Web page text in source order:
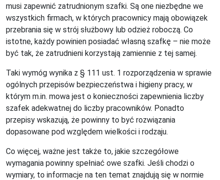
musi zapewnić zatrudnionym szafki. Są one niezbędne we
wszystkich firmach, w których pracownicy mają obowiązek
przebrania się w strój służbowy lub odzież roboczą. Co
istotne, każdy powinien posiadać własną szafkę – nie może
być tak, że zatrudnieni korzystają zamiennie z tej samej.
Taki wymóg wynika z § 111 ust. 1 rozporządzenia w sprawie
ogólnych przepisów bezpieczeństwa i higieny pracy, w
którym m.in. mowa jest o konieczności zapewnienia liczby
szafek adekwatnej do liczby pracowników. Ponadto
przepisy wskazują, że powinny to być rozwiązania
dopasowane pod względem wielkości i rodzaju.
Co więcej, ważne jest także to, jakie szczegółowe
wymagania powinny spełniać owe szafki. Jeśli chodzi o
wymiary, to informacje na ten temat znajdują się w normie